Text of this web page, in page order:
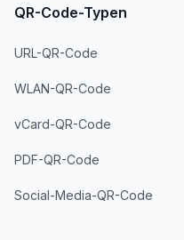
QR-Code-Typen
URL-QR-Code
WLAN-QR-Code
vCard-QR-Code
PDF-QR-Code
Social-Media-QR-Code